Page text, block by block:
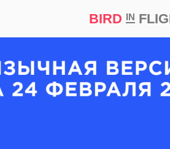
BIRD IN